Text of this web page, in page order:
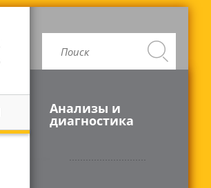
Анализы и
диагностика